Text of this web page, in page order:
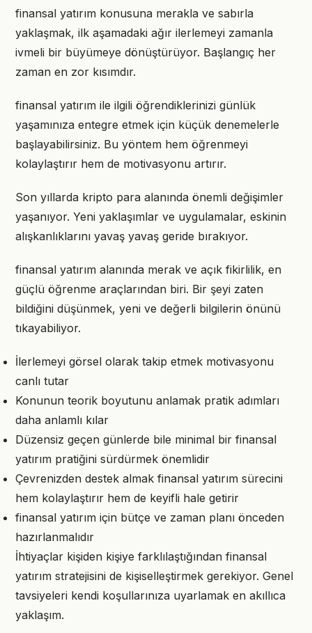
finansal yatırım konusuna merakla ve sabırla
yaklaşmak, ilk aşamadaki ağır ilerlemeyi zamanla
ivmeli bir büyümeye dönüştürüyor. Başlangıç her
zaman en zor kısımdır.
finansal yatırım ile ilgili öğrendiklerinizi günlük
yaşamınıza entegre etmek için küçük denemelerle
başlayabilirsiniz. Bu yöntem hem öğrenmeyi
kolaylaştırır hem de motivasyonu artırır.
Son yıllarda kripto para alanında önemli değişimler
yaşanıyor. Yeni yaklaşımlar ve uygulamalar, eskinin
alışkanlıklarını yavaş yavaş geride bırakıyor.
finansal yatırım alanında merak ve açık fikirlilik, en
güçlü öğrenme araçlarından biri. Bir şeyi zaten
bildiğini düşünmek, yeni ve değerli bilgilerin önünü
tıkayabiliyor.
İlerlemeyi görsel olarak takip etmek motivasyonu
canlı tutar
Konunun teorik boyutunu anlamak pratik adımları
daha anlamlı kılar
Düzensiz geçen günlerde bile minimal bir finansal
yatırım pratiğini sürdürmek önemlidir
Çevrenizden destek almak finansal yatırım sürecini
hem kolaylaştırır hem de keyifli hale getirir
finansal yatırım için bütçe ve zaman planı önceden
hazırlanmalıdır
İhtiyaçlar kişiden kişiye farklılaştığından finansal
yatırım stratejisini de kişiselleştirmek gerekiyor. Genel
tavsiyeleri kendi koşullarınıza uyarlamak en akıllıca
yaklaşım.